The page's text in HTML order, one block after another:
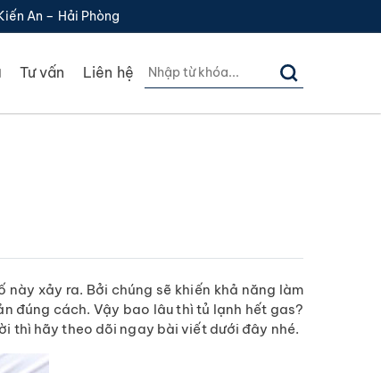
An – Hải Phòng
Tư vấn Liên hệ
xảy ra. Bởi chúng sẽ khiến khả năng làm
đúng cách. Vậy bao lâu thì tủ lạnh hết gas?
thì hãy theo dõi ngay bài viết dưới đây nhé.